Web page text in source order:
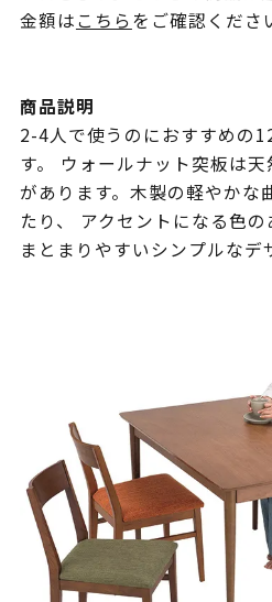
金額はこちらをご確認くださ
商品説明
2-4人で使うのにおすすめの
す。 ウォールナット突板は
があります。木製の軽やかな
たり、 アクセントになる色
まとまりやすいシンプルなデ